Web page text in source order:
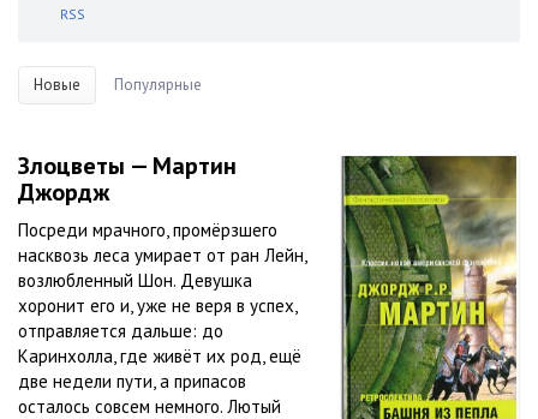
RSS
Новые Популярные
Злоцветы — Мартин
Джордж
Посреди мрачного, промёрзшего
насквозь леса умирает от ран Лейн,
возлюбленный Шон. Девушка
хоронит его и, уже не веря в успех,
отправляется дальше: до
Каринхолла, где живёт их род, ещё
две недели пути, а припасов
осталось совсем немного. Лютый